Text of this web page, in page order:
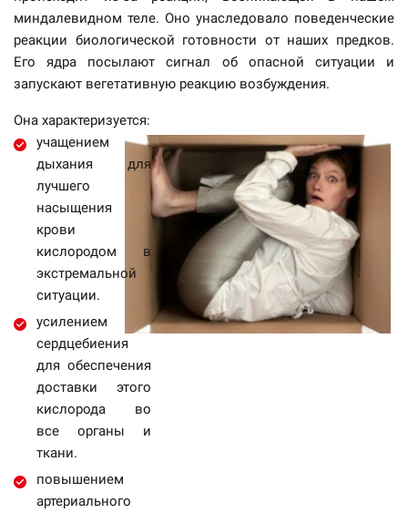
миндалевидном теле. Оно унаследовало поведенческие
реакции биологической готовности от наших предков.
Его ядра посылают сигнал об опасной ситуации и
запускают вегетативную реакцию возбуждения.
Она характеризуется:
учащением
дыхания для
лучшего
насыщения
крови
кислородом в
экстремальной
ситуации.
усилением
сердцебиения
для обеспечения
доставки этого
кислорода во
все органы и
ткани.
повышением
артериального